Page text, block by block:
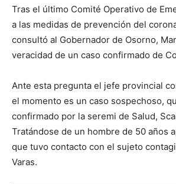
Tras el último Comité Operativo de
a las medidas de prevención del
consultó al Gobernador de Osorno,
veracidad de un caso confirmado de
Ante esta pregunta el jefe provincial
el momento es un caso sospechoso,
confirmado por la seremi de Salud,
Tratándose de un hombre de 50 años
que tuvo contacto con el sujeto
Varas.